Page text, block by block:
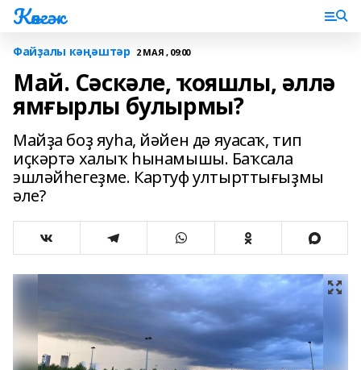
Көнгәк
Файҙалы кәңәштәр 2 МАЯ , 09:00
Май. Сәскәле, ҡояшлы, әллә
ямғырлы булырмы?
Майҙа боҙ яуһа, йәйен дә яуасаҡ, тип
иҫкәртә халыҡ һынамышы. Баҡсала
эшләйһегеҙме. Картуф ултырттығыҙмы
әле?